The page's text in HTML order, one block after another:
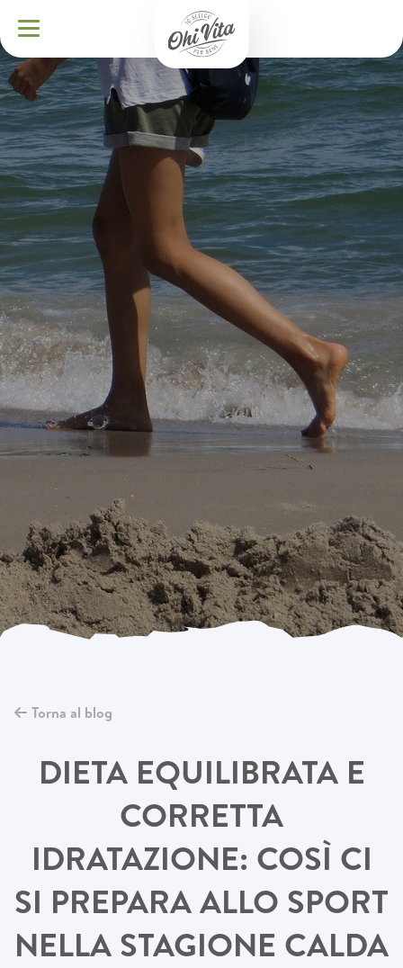
Torna al blog
DIETA EQUILIBRATA E
CORRETTA
IDRATAZIONE: COSÌ CI
SI PREPARA ALLO SPORT
NELLA STAGIONE CALDA